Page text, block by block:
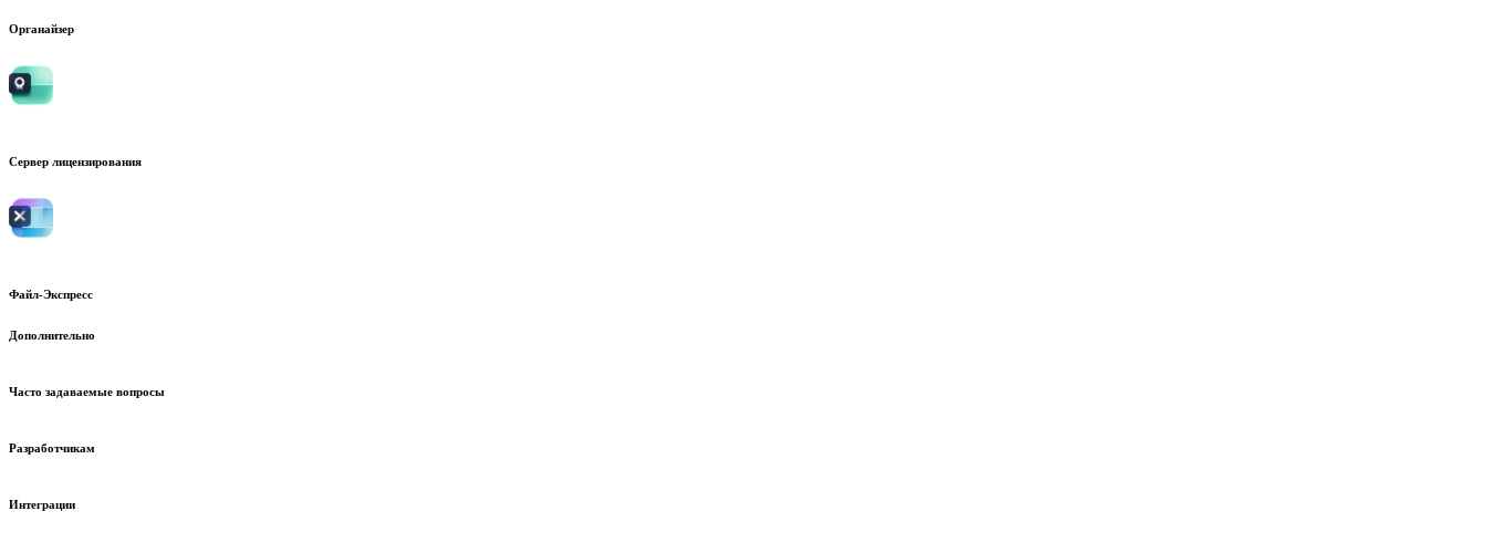
Органайзер
Сервер лицензирования
Файл-Экспресс
Дополнительно
Часто задаваемые вопросы
Разработчикам
Интеграции